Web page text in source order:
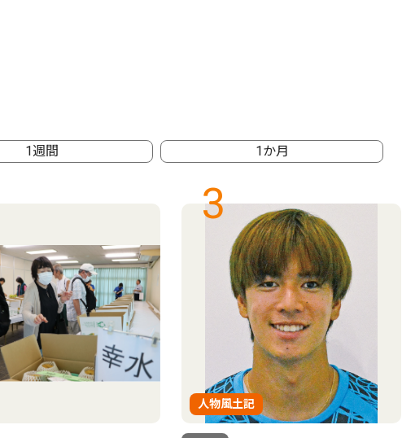
1週間 1か月
3
人物風土記